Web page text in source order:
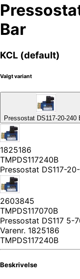
Bar
KCL (default)
Valgt variant
Pressostat DS117-20-240
1825186
TMPDS117240B
Pressostat DS117-
2603845
TMPDS117070B
Pressostat DS117 5-
Varenr. 1825186
TMPDS117240B
Beskrivelse